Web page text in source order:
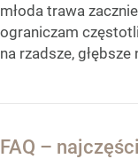
młoda trawa
ograniczam
na rzadsze, głębsze
FAQ –